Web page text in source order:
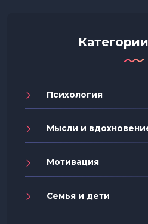
Психология
Мысли и
Мотивация
Семья и дети